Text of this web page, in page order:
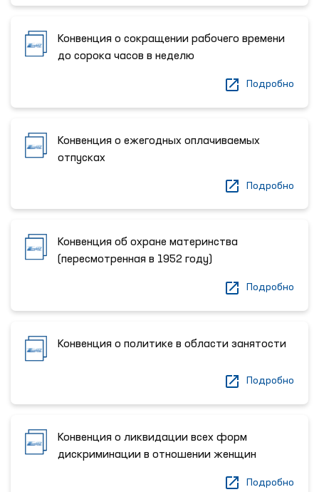
Конвенция о сокращении рабочего времени
до сорока часов в неделю
Подробно
Конвенция о ежегодных оплачиваемых
отпусках
Подробно
Конвенция об охране материнства
(пересмотренная в 1952 году)
Подробно
Конвенция о политике в области занятости
Подробно
Конвенция о ликвидации всех форм
дискриминации в отношении женщин
Подробно